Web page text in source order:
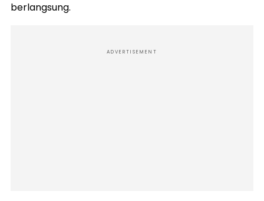
berlangsung.
ADVERTISEMENT